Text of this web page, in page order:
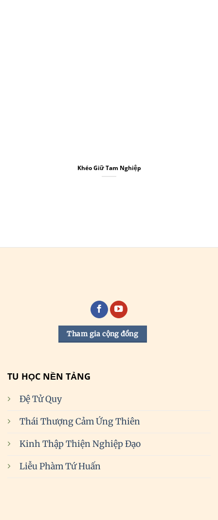
Khéo Giữ Tam Nghiệp
Tham gia cộng đồng
TU HỌC NỀN TẢNG
Đệ Tử Quy
Thái Thượng Cảm Ứng Thiên
Kinh Thập Thiện Nghiệp Đạo
Liễu Phàm Tứ Huấn